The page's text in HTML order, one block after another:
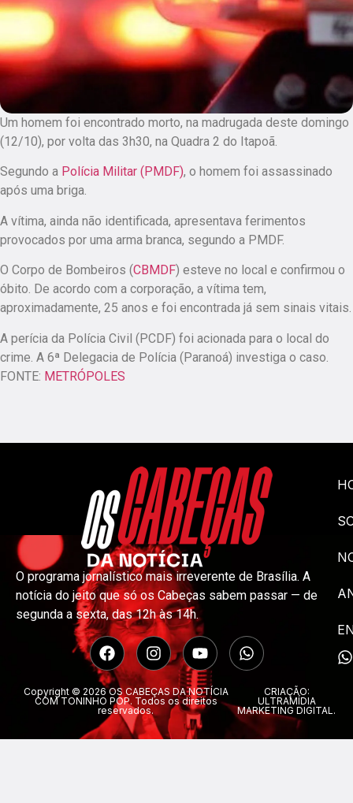
Um homem foi encontrado morto, na madrugada deste domingo
(12/10), por volta das 3h30, na Quadra 2 do Itapoã.
Segundo a Polícia Militar (PMDF), o homem foi assassinado
após uma briga.
A vítima, ainda não identificada, apresentava ferimentos
provocados por uma arma branca, segundo a PMDF.
O Corpo de Bombeiros (CBMDF) esteve no local e confirmou o
óbito. De acordo com a corporação, a vítima tem,
aproximadamente, 25 anos e foi encontrada já sem sinais vitais.
A perícia da Polícia Civil (PCDF) foi acionada para o local do
crime. A 6ª Delegacia de Polícia (Paranoá) investiga o caso.
FONTE: METRÓPOLES
O programa jornalístico mais irreverente de Brasília. A
notícia do jeito que só os Cabeças sabem passar — de
segunda a sexta, das 12h às 14h.
Copyright © 2026 OS CABEÇAS DA NOTÍCIA
COM TONINHO POP. Todos os direitos
reservados.
CRIAÇÃO:
ULTRAMÍDIA
MARKETING DIGITAL.